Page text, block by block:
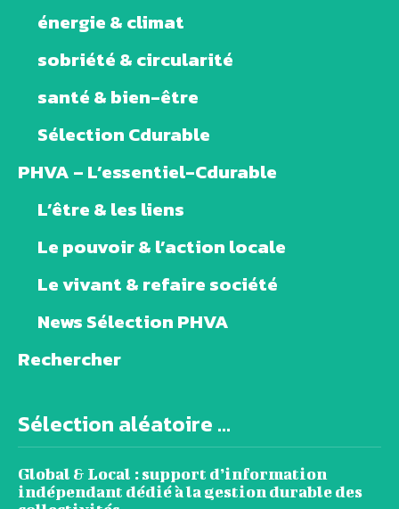
énergie & climat
sobriété & circularité
santé & bien-être
Sélection Cdurable
PHVA – L’essentiel-Cdurable
L’être & les liens
Le pouvoir & l’action locale
Le vivant & refaire société
News Sélection PHVA
Rechercher
Sélection aléatoire ...
Global & Local : support d’information
indépendant dédié à la gestion durable des